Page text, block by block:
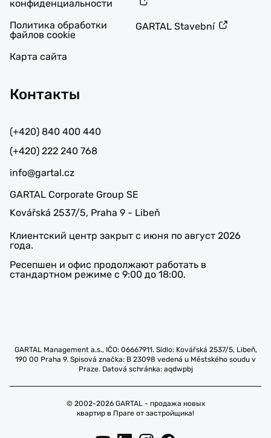
конфиденциальности
Политика обработки
файлов cookie
Карта сайта
GARTAL Stavební
Контакты
(+420) 840 400 440
(+420) 222 240 768
info@gartal.cz
GARTAL Corporate Group SE
Kovářská 2537/5, Praha 9 - Libeň
Клиентский центр закрыт с июня по август 2026
года.
Ресепшен и офис продолжают работать в
стандартном режиме с 9:00 до 18:00.
GARTAL Management a.s., IČO: 06667911. Sídlo: Kovářská 2537/5, Libeň,
190 00 Praha 9. Spisová značka: B 23098 vedená u Městského soudu v
Praze. Datová schránka: aqdwpbj
© 2002-2026 GARTAL - продажа новых
квартир в Праге от застройщика!